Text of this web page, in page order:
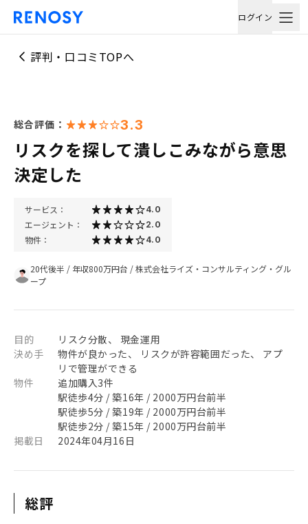
ログイン
評判・口コミTOPへ
総合評価： 3.3
リスクを探して潰しこみながら意思
決定した
サービス： 4.0
エージェント： 2.0
物件： 4.0
20代後半 / 年収800万円台 /株式会社ライズ・コンサルティング・グル
ープ
目的
リスク分散、 現金運用
決め手
物件が良かった、 リスクが許容範囲だった、 アプ
リで管理ができる
物件
追加購入3件
駅徒歩4分 / 築16年 / 2000万円台前半
駅徒歩5分 / 築19年 / 2000万円台前半
駅徒歩2分 / 築15年 / 2000万円台前半
掲載日
2024年04月16日
総評